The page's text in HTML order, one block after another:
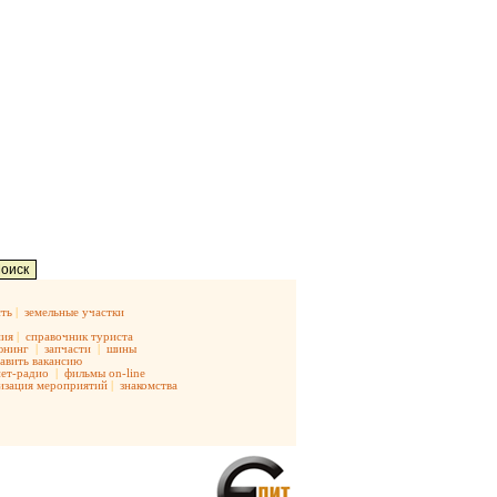
| земельные участки
| справочник туриста
| запчасти | шины
вакансию
радио | фильмы on-line
мероприятий | знакомства